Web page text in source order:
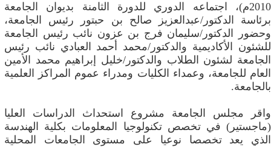
2010م)، اجتماعه الدوري للدورة الثامنة بديوان الجامعة
برئاسة الدكتور/عبدالعزيز صالح بن حبتور رئيس الجامعة،
وحضور الدكتور/سليمان فرج بن عزون نائب رئيس الجامعة
للشئون الأكاديمية والدكتور/محمد أحمد العبادي نائب رئيس
الجامعة لشئون الطلاب والدكتور/خليل إبراهيم محمد الأمين
العام للجامعة، وعمداء الكليات ومدراء عموم المراكز العلمية
بالجامعة.
واقر مجلس الجامعة مشروع استحداث الدراسات العليا
(ماجستير) في تخصص تكنولوجيا المعلومات بكلية الهندسة
الذي يعد تخصصا نوعيا على مستوى الجامعات المحلية